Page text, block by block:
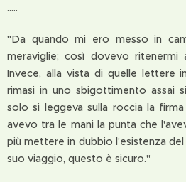
.....
"Da quando mi ero messo in
meraviglie; così dovevo
Invece, alla vista di quelle lettere
rimasi in uno sbigottimento assai
solo si leggeva sulla roccia la
avevo tra le mani la punta che
più mettere in dubbio l'esistenza
suo viaggio, questo è sicuro."